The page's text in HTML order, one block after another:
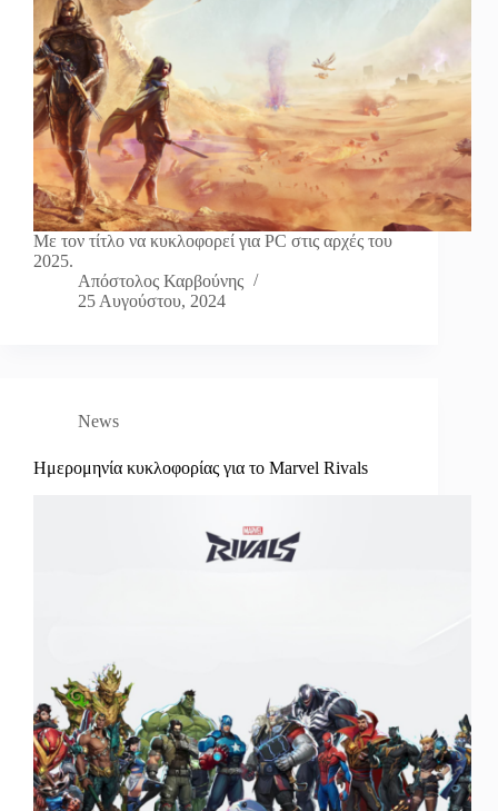
Με τον τίτλο να κυκλοφορεί για PC στις αρχές του
2025.
Απόστολος Καρβούνης
25 Αυγούστου, 2024
News
Ημερομηνία κυκλοφορίας για το Marvel Rivals